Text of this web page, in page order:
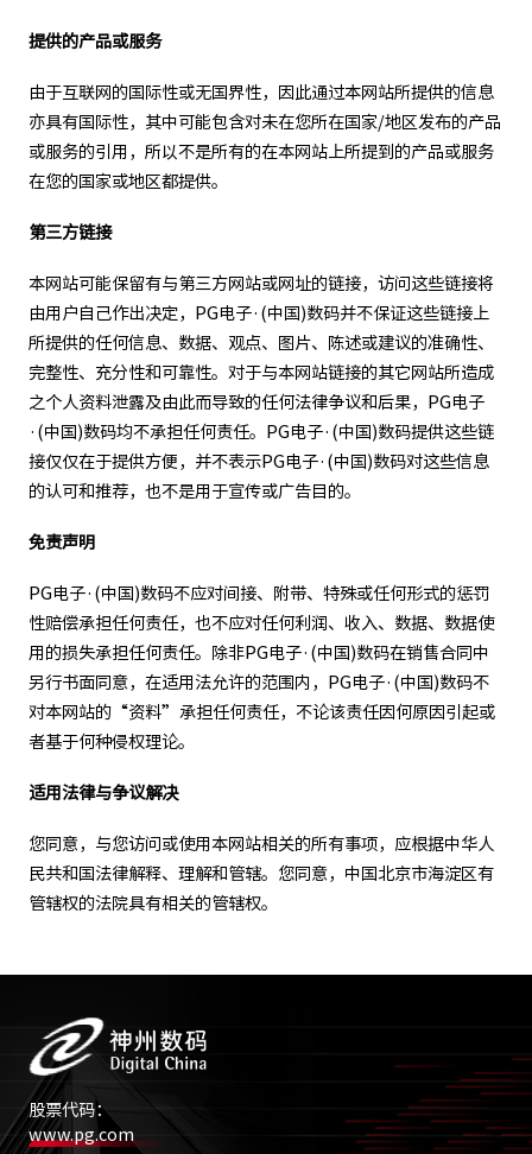
提供的产品或服务
由于互联网的国际性或无国界性，因此通过本网站所提供的信息
亦具有国际性，其中可能包含对未在您所在国家/地区发布的产品
或服务的引用，所以不是所有的在本网站上所提到的产品或服务
在您的国家或地区都提供。
第三方链接
本网站可能保留有与第三方网站或网址的链接，访问这些链接将
由用户自己作出决定，PG电子·(中国)数码并不保证这些链接上
所提供的任何信息、数据、观点、图片、陈述或建议的准确性、
完整性、充分性和可靠性。对于与本网站链接的其它网站所造成
之个人资料泄露及由此而导致的任何法律争议和后果，PG电子
·(中国)数码均不承担任何责任。PG电子·(中国)数码提供这些链
接仅仅在于提供方便，并不表示PG电子·(中国)数码对这些信息
的认可和推荐，也不是用于宣传或广告目的。
免责声明
PG电子·(中国)数码不应对间接、附带、特殊或任何形式的惩罚
性赔偿承担任何责任，也不应对任何利润、收入、数据、数据使
用的损失承担任何责任。除非PG电子·(中国)数码在销售合同中
另行书面同意，在适用法允许的范围内，PG电子·(中国)数码不
对本网站的“资料”承担任何责任，不论该责任因何原因引起或
者基于何种侵权理论。
适用法律与争议解决
您同意，与您访问或使用本网站相关的所有事项，应根据中华人
民共和国法律解释、理解和管辖。您同意，中国北京市海淀区有
管辖权的法院具有相关的管辖权。
股票代码：
www.pg.com